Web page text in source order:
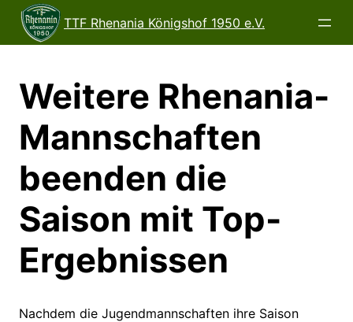
Direkt
zum
Inhalt
TTF Rhenania Königshof 1950 e.V.
Weitere Rhenania-
Mannschaften
beenden die
Saison mit Top-
Ergebnissen
Nachdem die Jugendmannschaften ihre Saison